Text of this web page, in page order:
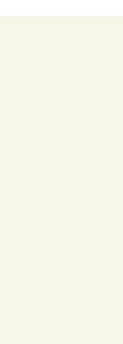
de